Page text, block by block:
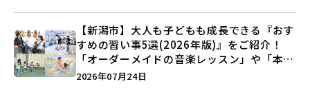
【新潟市】大人も子どもも成長できる『おす
すめの習い事5選(2026年版)』をご紹介！
「オーダーメイドの音楽レッスン」や「本格
キックボクシング」で新しい自分を見つけよ
2026年07月24日